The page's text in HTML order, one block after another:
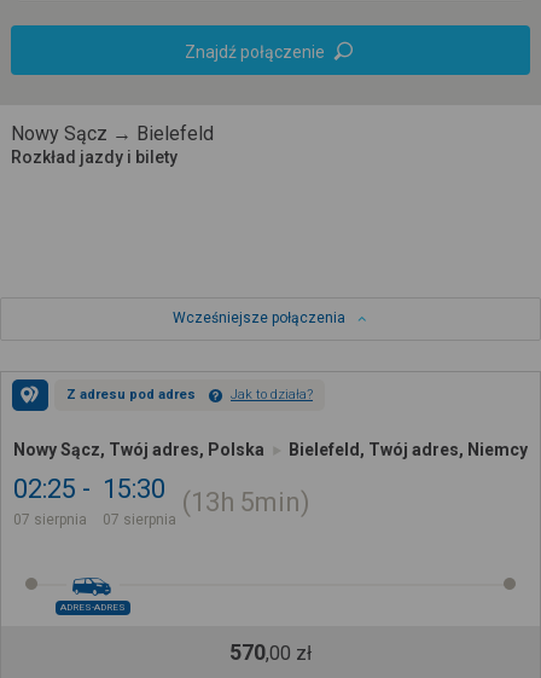
Znajdź połączenie
Nowy Sącz → Bielefeld
Rozkład jazdy i bilety
Wcześniejsze połączenia
Z adresu pod adres Jak to działa?
Nowy Sącz, Twój adres, Polska Bielefeld, Twój adres, Niemcy
02:25
07 sierpnia
15:30
07 sierpnia
13h 5min
ADRES-ADRES
570,00 zł